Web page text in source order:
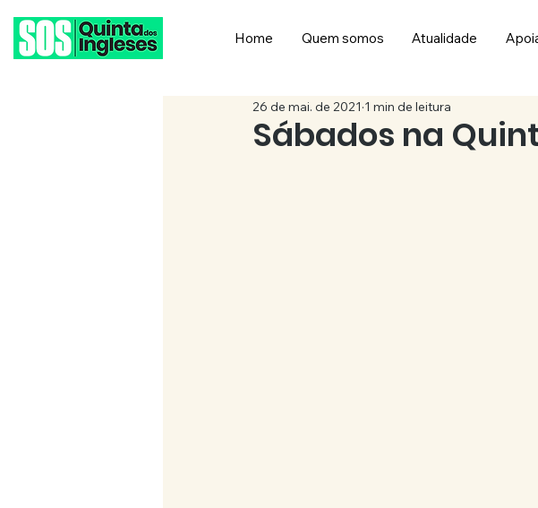
Home Quem somos Atualidade
Sábados na
26 de mai. de 2021 1 min de leitura